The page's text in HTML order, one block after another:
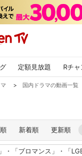
定額見放題 Rチ
> 国内ドラマの動画一覧
新着順 更新順
」・「ブロマンス」・「